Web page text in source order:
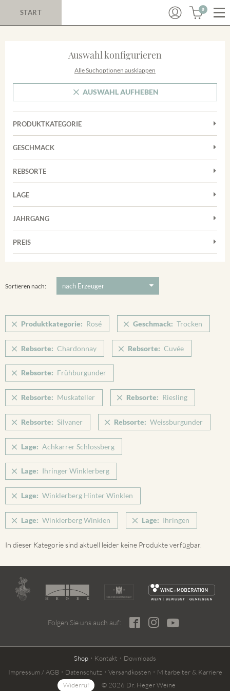
START 0
Auswahl konfigurieren
Alle Suchoptionen ausklappen
AUSWAHL AUFHEBEN
PRODUKTKATEGORIE
Cuvées
Rosé
Sekt
Trester/Spirituosen
Weißwein
Verpackung
GESCHMACK
Trocken
REBSORTE
Auxerrois
Cuvée
Grauburgunder
Riesling
Silvaner
Spätburgunder Rosé
Weissburgunder
LAGE
Achkarrer Schlossberg
Merdinger Bühl
Vorderer Winklerberg
Winklerberg
Winklerberg Winklen
JAHRGANG
PREIS
Sortieren nach:
Produktkategorie: Rosé Geschmack: Trocken
Rebsorte: Chardonnay Rebsorte: Cuvée
Rebsorte: Frühburgunder
Rebsorte: Muskateller Rebsorte: Riesling
Rebsorte: Silvaner Rebsorte: Weissburgunder
Lage: Achkarrer Schlossberg
Lage: Ihringer Winklerberg
Lage: Winklerberg Hinter Winklen
Lage: Winklerberg Winklen Lage: Ihringen
In dieser Kategorie sind aktuell leider keine Produkte verfügbar.
Folgen Sie uns auch auf:
Shop Kontakt
Downloads
Impressum / AGB
Datenschutz Versandkosten
Mitarbeiter & Karriere
Widerruf
© 2026 Dr. Heger Weine